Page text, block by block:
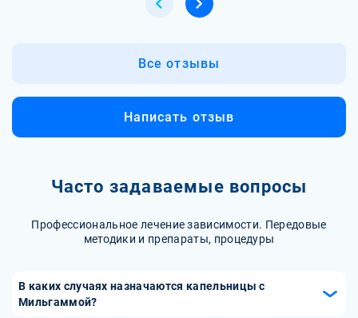
Все отзывы
Написать отзыв
Часто задаваемые вопросы
Профессиональное лечение зависимости. Передовые
методики и препараты, процедуры
В каких случаях назначаются капельницы с
Мильгаммой?